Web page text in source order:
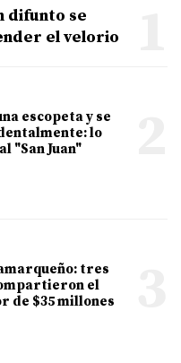
difunto se
el velorio
escopeta y se
lo
"San Juan"
tres
el
de $35 millones